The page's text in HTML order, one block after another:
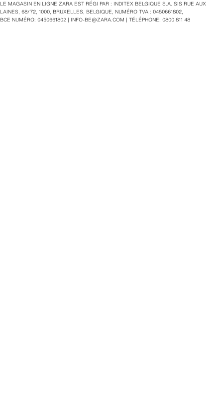
LE MAGASIN EN LIGNE ZARA EST RÉGI PAR : INDITEX BELGIQUE S.A. SIS RUE AUX
LAINES, 68/72, 1000, BRUXELLES, BELGIQUE, NUMÉRO TVA : 0450661802,
BCE NUMÉRO: 0450661802 | INFO-BE@ZARA.COM | TÉLÉPHONE: 0800 811 48